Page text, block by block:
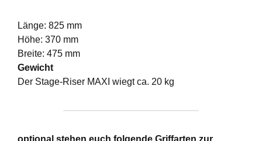
Länge: 825 mm
Höhe: 370 mm
Breite: 475 mm
Gewicht
Der Stage-Riser MAXI wiegt ca. 20 kg
optional stehen euch folgende Griffarten zur